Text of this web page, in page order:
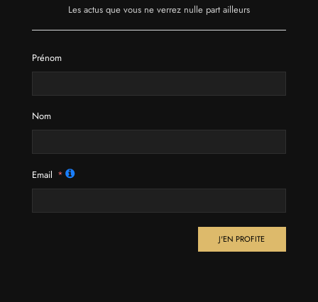
Les actus que vous ne verrez nulle part ailleurs
Prénom
Nom
Email
J'EN PROFITE